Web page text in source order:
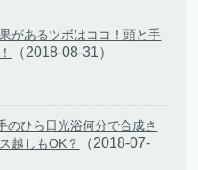
があるツボはココ！頭と手
（2018-08-31）
のひら日光浴何分で合成さ
越しもOK？
（2018-07-